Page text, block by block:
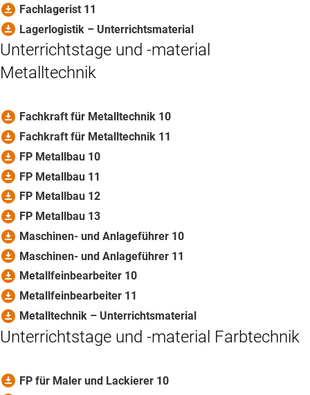
download_for_offline Fachlagerist 11
download_for_offline Lagerlogistik – Unterrichtsmaterial
Unterrichtstage und -material
Metalltechnik
download_for_offline Fachkraft für Metalltechnik 10
download_for_offline Fachkraft für Metalltechnik 11
download_for_offline FP Metallbau 10
download_for_offline FP Metallbau 11
download_for_offline FP Metallbau 12
download_for_offline FP Metallbau 13
download_for_offline Maschinen- und Anlageführer 10
download_for_offline Maschinen- und Anlageführer 11
download_for_offline Metallfeinbearbeiter 10
download_for_offline Metallfeinbearbeiter 11
download_for_offline Metalltechnik – Unterrichtsmaterial
Unterrichtstage und -material Farbtechnik
download_for_offline FP für Maler und Lackierer 10